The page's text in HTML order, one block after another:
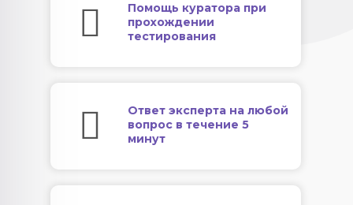
Помощь куратора при
прохождении
тестирования
Ответ эксперта на любой
вопрос в течение 5
минут